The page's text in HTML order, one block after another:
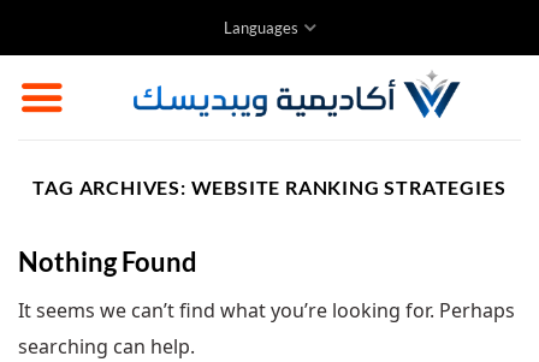
to
content
Languages
TAG ARCHIVES: WEBSITE RANKING STRATEGIES
Nothing Found
It seems we can’t find what you’re looking for. Perhaps
searching can help.